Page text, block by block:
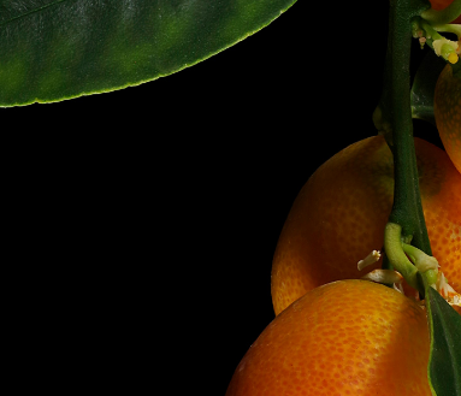
THIS SEARCH BAR ONLY WORKS IN THE GERMAN VERSION OF THE